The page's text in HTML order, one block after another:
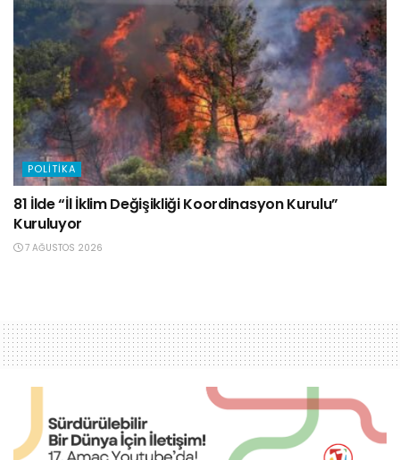
POLITIKA
81 İlde “İl İklim Değişikliği Koordinasyon Kurulu”
Kuruluyor
7 AĞUSTOS 2026